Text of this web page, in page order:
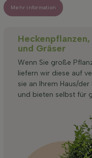
Mehr information
und Gräser
Wenn Sie große
liefern wir diese auf
sie an Ihrem Haus/
und bieten selbst für